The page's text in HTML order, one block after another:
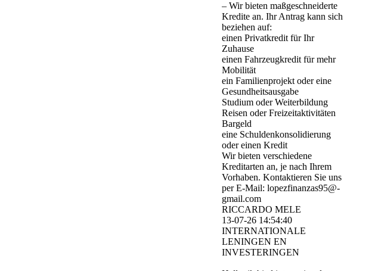
– Wir bieten maßgeschneiderte
Kredite an. Ihr Antrag kann sich
beziehen auf:
einen Privatkredit für Ihr
Zuhause
einen Fahrzeugkredit für mehr
Mobilität
ein Familienprojekt oder eine
Gesundheitsausgabe
Studium oder Weiterbildung
Reisen oder Freizeitaktivitäten
Bargeld
eine Schuldenkonsolidierung
oder einen Kredit
Wir bieten verschiedene
Kreditarten an, je nach Ihrem
Vorhaben. Kontaktieren Sie uns
per E-Mail: lopezfinanzas95@­
gmail.­com
RICCARDO MELE
13-07-26 14:54:40
INTERNATIONALE
LENINGEN EN
INVESTERINGEN